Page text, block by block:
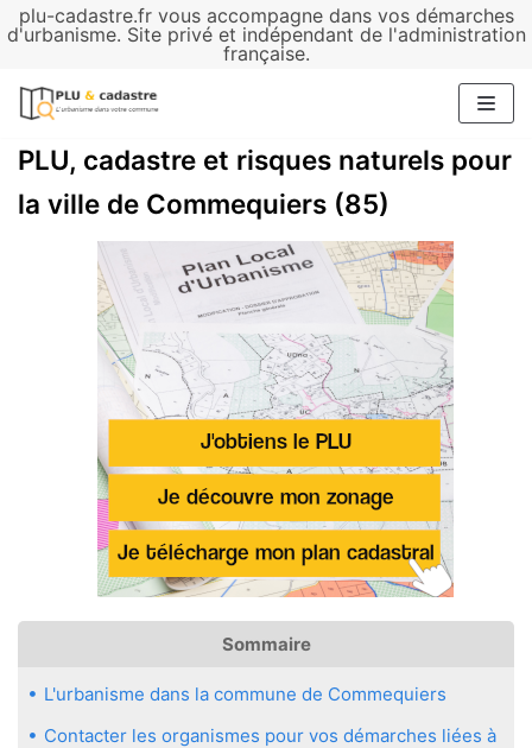
plu-cadastre.fr vous accompagne dans vos démarches
d'urbanisme. Site privé et indépendant de l'administration
française.
Aller
contenu
PLU, cadastre et risques naturels pour
la ville de Commequiers (85)
Sommaire
L'urbanisme dans la commune de Commequiers
Contacter les organismes pour vos démarches liées à